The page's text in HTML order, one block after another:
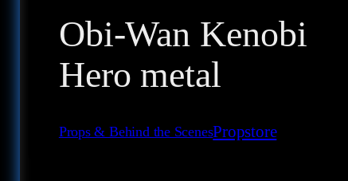
Obi-Wan Kenobi
Hero metal
Props & Behind the ScenesPropstore